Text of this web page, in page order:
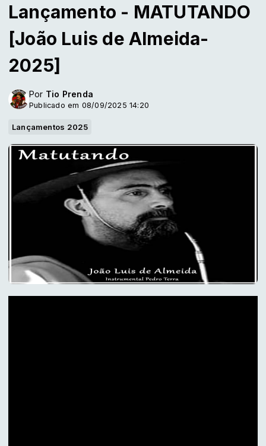
Lançamento - MATUTANDO
[João Luis de Almeida-
2025]
Por Tio Prenda
Publicado em 08/09/2025 14:20
Lançamentos 2025